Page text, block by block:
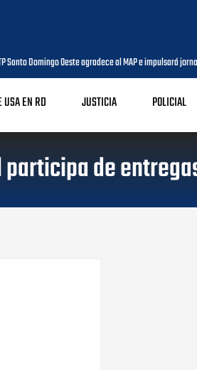
Domingo Oeste agradece al MAP e impulsará jornada
EN RD JUSTICIA POLICIAL
de